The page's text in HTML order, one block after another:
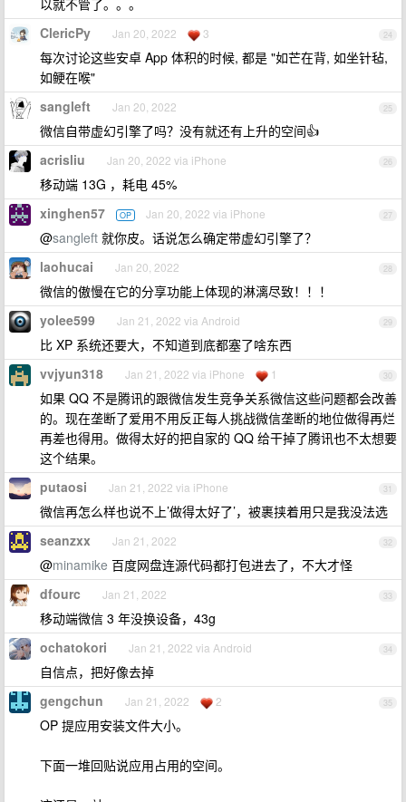
以就不管了。。。
24
ClericPy Jan 20, 2022 3
每次讨论这些安卓 App 体积的时候, 都是 "如芒在背, 如坐针毡,
如鲠在喉"
25
sangleft Jan 20, 2022
微信自带虚幻引擎了吗？没有就还有上升的空间👍
26
acrisliu Jan 20, 2022 via iPhone
移动端 13G ，耗电 45%
27
xinghen57 OP Jan 20, 2022 via iPhone
@sangleft 就你皮。话说怎么确定带虚幻引擎了？
28
laohucai Jan 20, 2022
微信的傲慢在它的分享功能上体现的淋漓尽致！！！
29
yolee599 Jan 21, 2022 via Android
比 XP 系统还要大，不知道到底都塞了啥东西
30
vvjyun318 Jan 21, 2022 via iPhone 1
如果 QQ 不是腾讯的跟微信发生竞争关系微信这些问题都会改善
的。现在垄断了爱用不用反正每人挑战微信垄断的地位做得再烂
再差也得用。做得太好的把自家的 QQ 给干掉了腾讯也不太想要
这个结果。
31
putaosi Jan 21, 2022 via iPhone
微信再怎么样也说不上’做得太好了’，被裹挟着用只是我没法选
32
seanzxx Jan 21, 2022
@minamike 百度网盘连源代码都打包进去了，不大才怪
33
dfourc Jan 21, 2022
移动端微信 3 年没换设备，43g
34
ochatokori Jan 21, 2022 via Android
自信点，把好像去掉
35
gengchun Jan 21, 2022 2
OP 提应用安装文件大小。
下面一堆回贴说应用占用的空间。